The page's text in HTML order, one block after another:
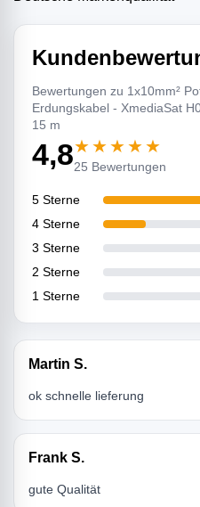
Bewertungen zu 1x10mm²
Erdungskabel - XmediaSat
15 m
4,8★★★★★
25 Bewertungen
5 Sterne
4 Sterne
3 Sterne
2 Sterne
1 Sterne
Martin S.
ok schnelle lieferung
Frank S.
gute Qualität